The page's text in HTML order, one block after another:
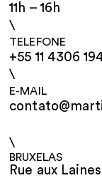
11h – 16h
\
TELEFONE
+55 11 4306
\
E-MAIL
\
BRUXELAS
Rue aux Laines